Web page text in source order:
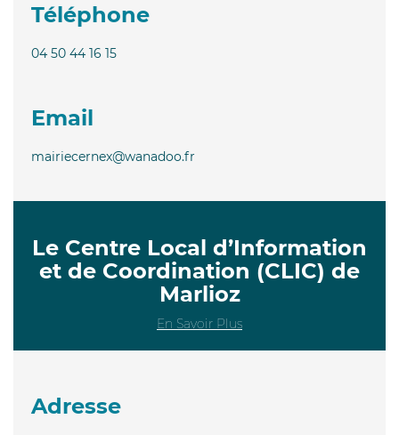
Téléphone
04 50 44 16 15
Email
mairiecernex@wanadoo.fr
Le Centre Local d’Information
et de Coordination (CLIC) de
Marlioz
En Savoir Plus
Adresse